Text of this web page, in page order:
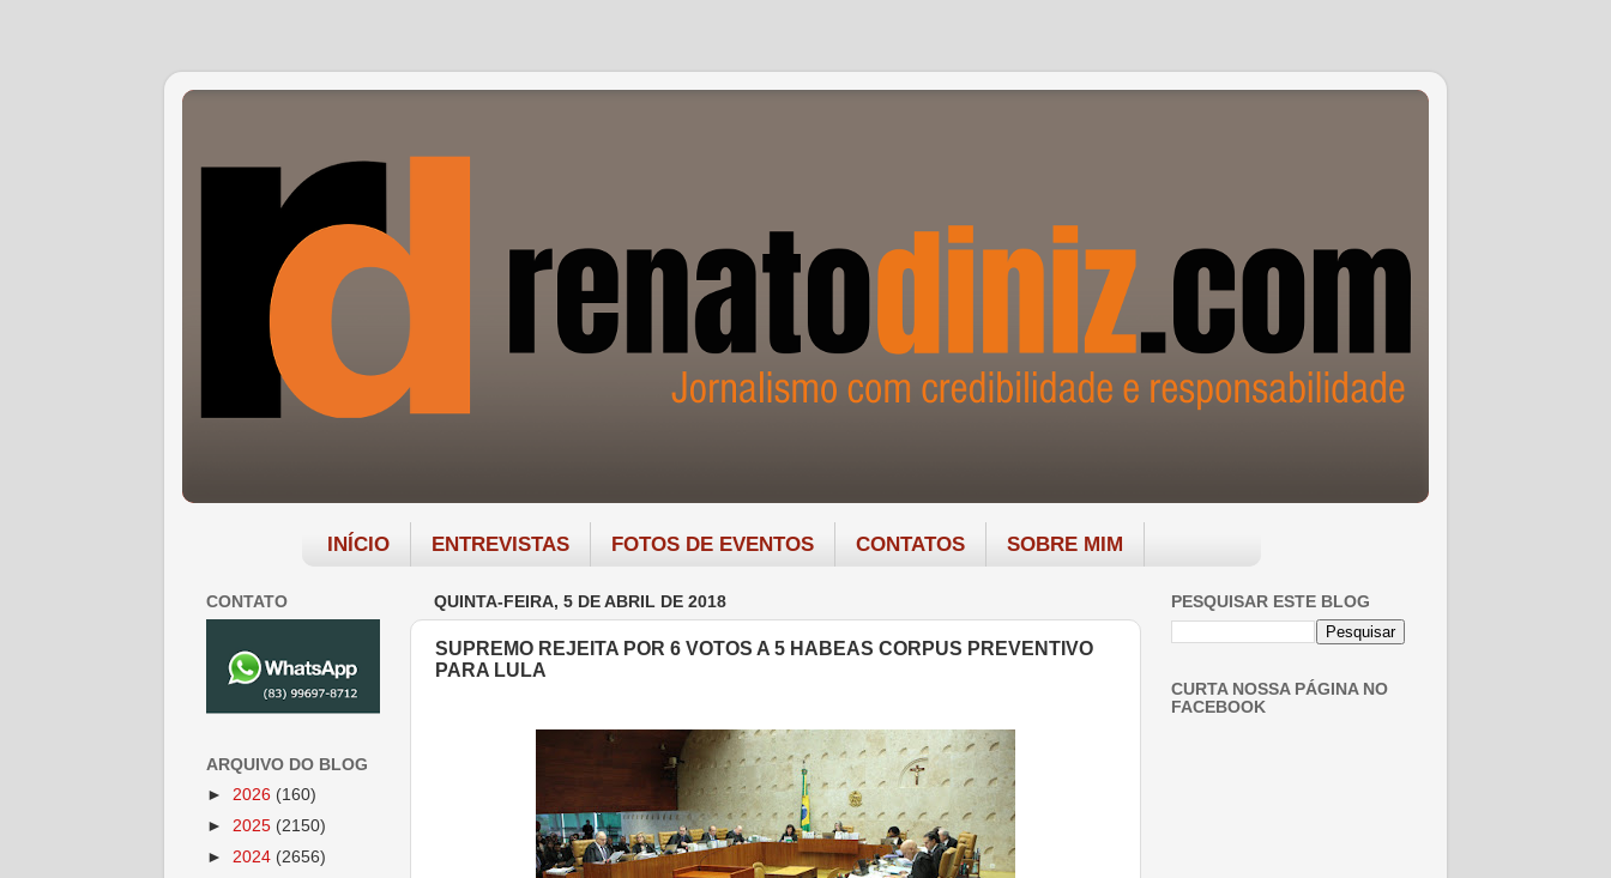
INÍCIO ENTREVISTAS FOTOS DE EVENTOS CONTATOS SOBRE MIM
QUINTA-FEIRA, 5 DE ABRIL DE 2018
SUPREMO REJEITA POR 6 VOTOS A 5 HABEAS CORPUS PREVENTIVO
PARA LULA
CONTATO
ARQUIVO DO BLOG
► 2026 (160)
► 2025 (2150)
► 2024 (2656)
PESQUISAR ESTE BLOG
CURTA NOSSA PÁGINA NO
FACEBOOK